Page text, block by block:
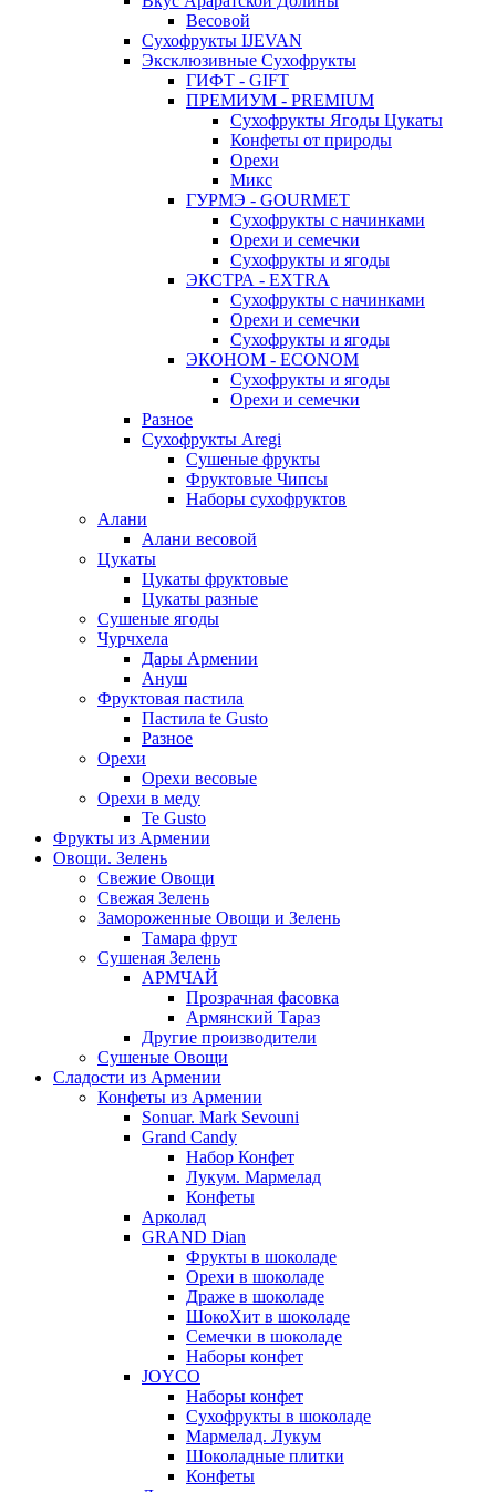
Весовой
Сухофрукты IJEVAN
Эксклюзивные Сухофрукты
ГИФТ - GIFT
ПРЕМИУМ - PREMIUM
Сухофрукты Ягоды Цукаты
Конфеты от природы
Орехи
Микс
ГУРМЭ - GOURMET
Сухофрукты с начинками
Орехи и семечки
Сухофрукты и ягоды
ЭКСТРА - EXTRA
Сухофрукты с начинками
Орехи и семечки
Сухофрукты и ягоды
ЭКОНОМ - ECONOM
Сухофрукты и ягоды
Орехи и семечки
Разное
Сухофрукты Aregi
Сушеные фрукты
Фруктовые Чипсы
Наборы сухофруктов
Алани
Алани весовой
Цукаты
Цукаты фруктовые
Цукаты разные
Сушеные ягоды
Чурчхела
Дары Армении
Ануш
Фруктовая пастила
Пастила te Gusto
Разное
Орехи
Орехи весовые
Орехи в меду
Te Gusto
Фрукты из Армении
Овощи. Зелень
Свежие Овощи
Свежая Зелень
Замороженные Овощи и Зелень
Тамара фрут
Сушеная Зелень
АРМЧАЙ
Прозрачная фасовка
Армянский Тараз
Другие производители
Сушеные Овощи
Сладости из Армении
Конфеты из Армении
Sonuar. Mark Sevouni
Grand Candy
Набор Конфет
Лукум. Мармелад
Конфеты
Арколад
GRAND Dian
Фрукты в шоколаде
Орехи в шоколаде
Драже в шоколаде
ШокоХит в шоколаде
Семечки в шоколаде
Наборы конфет
JOYCO
Наборы конфет
Сухофрукты в шоколаде
Мармелад. Лукум
Шоколадные плитки
Конфеты